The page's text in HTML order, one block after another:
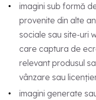
imagini sub formă
provenite din alte
sociale sau site-uri
care captura de
relevant produsul
vânzare sau
imagini generate